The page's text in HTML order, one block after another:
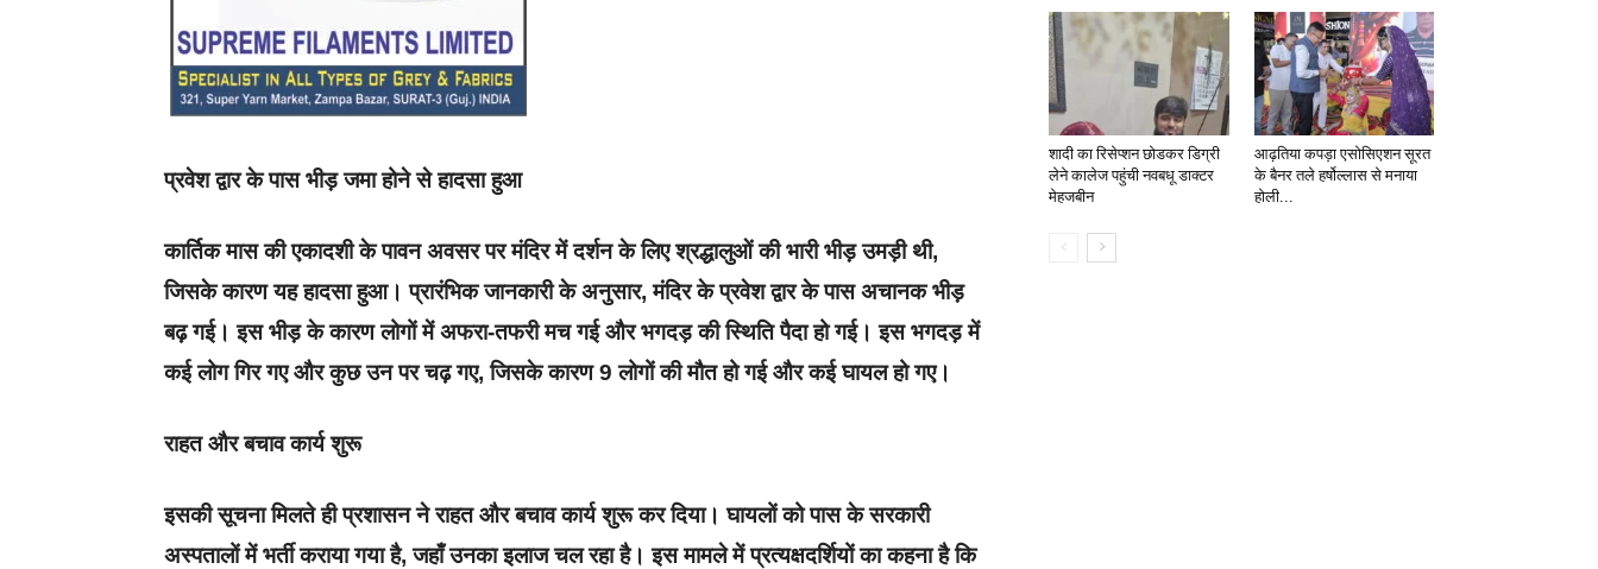
प्रवेश द्वार के पास भीड़ जमा होने से हादसा हुआ
कार्तिक मास की एकादशी के पावन अवसर पर मंदिर में दर्शन के लिए श्रद्धालुओं की भारी भीड़ उमड़ी थी,
जिसके कारण यह हादसा हुआ। प्रारंभिक जानकारी के अनुसार, मंदिर के प्रवेश द्वार के पास अचानक भीड़
बढ़ गई। इस भीड़ के कारण लोगों में अफरा-तफरी मच गई और भगदड़ की स्थिति पैदा हो गई। इस भगदड़ में
कई लोग गिर गए और कुछ उन पर चढ़ गए, जिसके कारण 9 लोगों की मौत हो गई और कई घायल हो गए।
राहत और बचाव कार्य शुरू
इसकी सूचना मिलते ही प्रशासन ने राहत और बचाव कार्य शुरू कर दिया। घायलों को पास के सरकारी
अस्पतालों में भर्ती कराया गया है, जहाँ उनका इलाज चल रहा है। इस मामले में प्रत्यक्षदर्शियों का कहना है कि
शादी का रिसेप्शन छोडकर डिग्री
लेने कालेज पहुंची नवबधू डाक्टर
मेहजबीन
आढ़तिया कपड़ा एसोसिएशन सूरत
के बैनर तले हर्षोल्लास से मनाया
होली...